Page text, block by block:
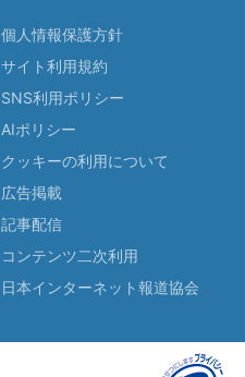
個人情報保護方針
サイト利用規約
SNS利用ポリシー
AIポリシー
クッキーの利用について
広告掲載
記事配信
コンテンツ二次利用
日本インターネット報道協会